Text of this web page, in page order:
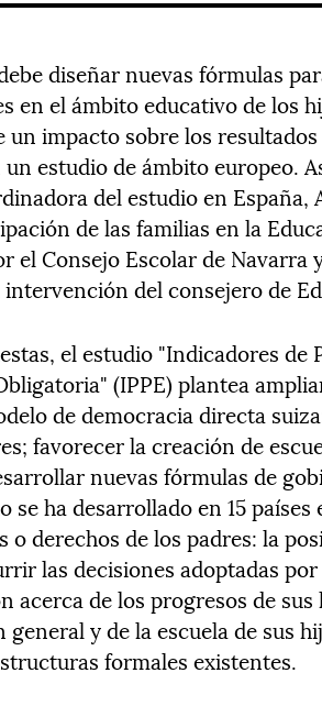
diseñar nuevas fórmulas
en el ámbito educativo de los
impacto sobre los
estudio de ámbito europeo.
del estudio en España,
de las familias en la
el Consejo Escolar de Navarra
del consejero de
el estudio "Indicadores de
(IPPE) plantea
de democracia directa
favorecer la creación de
nuevas fórmulas de
se ha desarrollado en 15
o derechos de los padres: la
las decisiones adoptadas
acerca de los progresos de
general y de la escuela de sus
formales existentes.